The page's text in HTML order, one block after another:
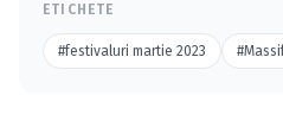
ETICHETE
#festivaluri martie 2023